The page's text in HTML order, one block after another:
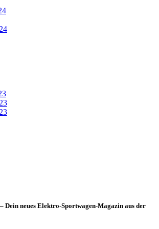
Dein neues Elektro-Sportwagen-Magazin aus der